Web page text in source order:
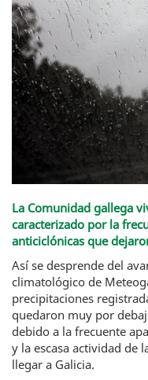
La Comunidad gallega
caracterizado por la
anticiclónicas que
Así se desprende del
climatológico de
precipitaciones
quedaron muy por
debido a la frecuente
y la escasa actividad de
llegar a Galicia.